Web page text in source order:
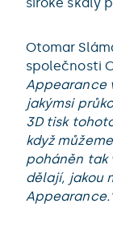
Otomar
společnosti
Appearance
jakýmsi
3D tisk
když
poháněn tak
dělají, jakou